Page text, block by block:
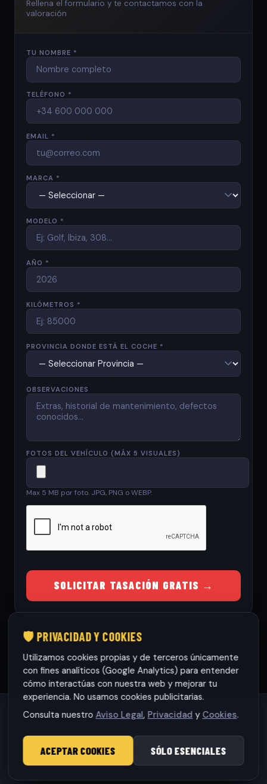
Rellena el formulario y te contactamos con la
valoración
TU NOMBRE *
TELÉFONO *
EMAIL *
MARCA *
MODELO *
AÑO *
KILÓMETROS *
PROVINCIA DONDE ESTÁ EL COCHE *
OBSERVACIONES
FOTOS DEL VEHÍCULO (MÁX 5 VISUALES)
Max 5 MB por foto. JPG, PNG o WEBP.
SOLICITAR TASACIÓN GRATIS →
© 2026 RamonCars. Todos los derechos reservados.
🛡️ PRIVACIDAD Y COOKIES
Utilizamos cookies propias y de terceros únicamente
con fines analíticos (Google Analytics) para entender
cómo interactúas con nuestra web y mejorar tu
experiencia. No usamos cookies publicitarias.
Consulta nuestroAviso Legal, Privacidad y Cookies.
ACEPTAR COOKIES SÓLO ESENCIALES